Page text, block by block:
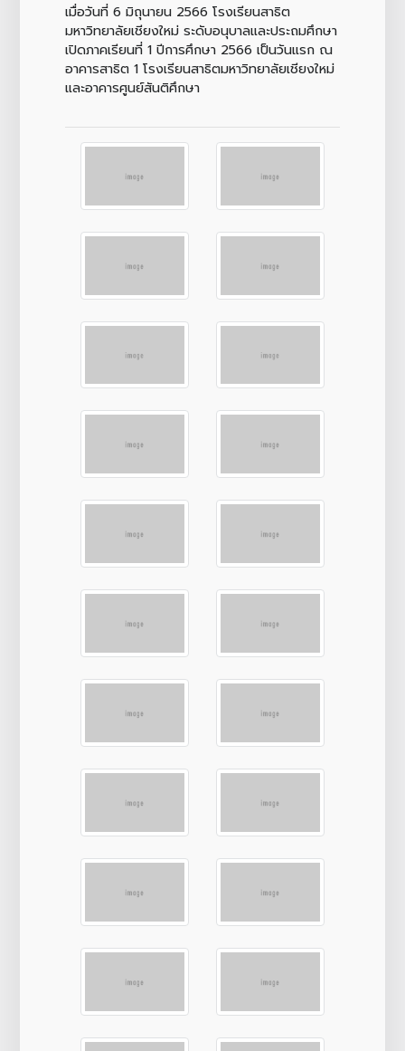
เมื่อวันที่ 6 มิถุนายน 2566 โรงเรียนสาธิต
มหาวิทยาลัยเชียงใหม่ ระดับอนุบาลและประถมศึกษา
เปิดภาคเรียนที่ 1 ปีการศึกษา 2566 เป็นวันแรก ณ
อาคารสาธิต 1 โรงเรียนสาธิตมหาวิทยาลัยเชียงใหม่
และอาคารศูนย์สันติศึกษา